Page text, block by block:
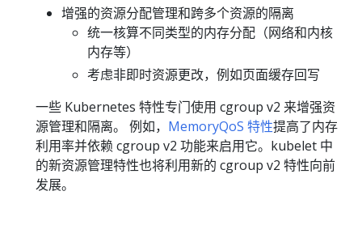
增强的资源分配管理和跨多个资源的隔离
统一核算不同类型的内存分配（网络和内核
内存等）
考虑非即时资源更改，例如页面缓存回写
一些 Kubernetes 特性专门使用 cgroup v2 来增强资
源管理和隔离。 例如， MemoryQoS 特性提高了内存
利用率并依赖 cgroup v2 功能来启用它。kubelet 中
的新资源管理特性也将利用新的 cgroup v2 特性向前
发展。